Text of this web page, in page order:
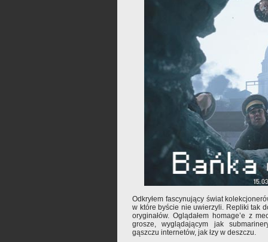
Odkryłem fascynujący świat
w które byście nie uwierzyli. Repliki tak
oryginałów. Oglądałem homage’e z
grosze, wyglądającym jak
gąszczu internetów, jak łzy w deszczu.